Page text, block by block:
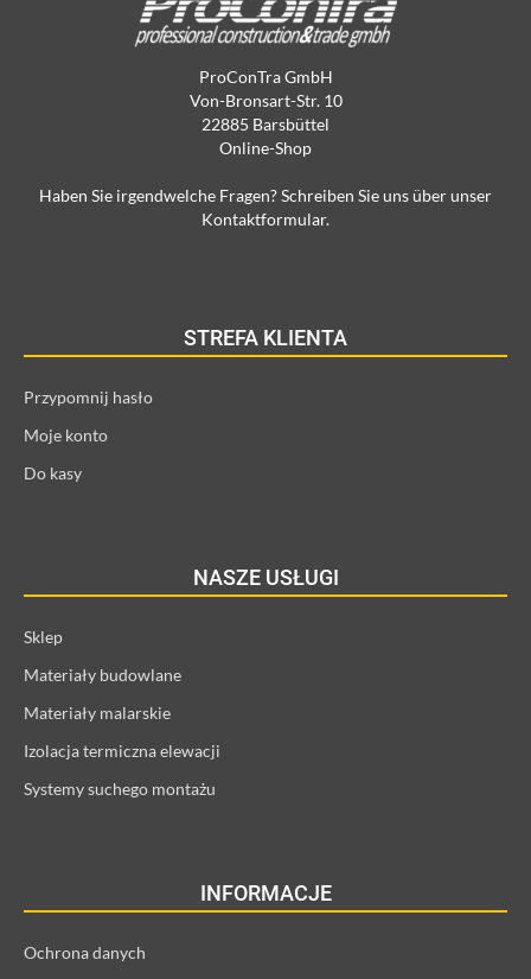
ProConTra GmbH
Von-Bronsart-Str. 10
22885 Barsbüttel
Online-Shop
Haben Sie irgendwelche Fragen? Schreiben Sie uns über unser
Kontaktformular.
STREFA KLIENTA
Przypomnij hasło
Moje konto
Do kasy
NASZE USŁUGI
Sklep
Materiały budowlane
Materiały malarskie
Izolacja termiczna elewacji
Systemy suchego montażu
INFORMACJE
Ochrona danych